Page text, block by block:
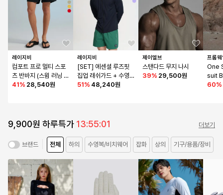
레이지비
컴포트 프로 멀티 스포
츠 반바지 (스윔 러닝 등
산 데일리) 쇼츠 M (9컬
41% 28,540원
레이지비
[SET] 에센셜 루즈핏
집업 래쉬가드 + 수영
복 반바지 쇼츠 세트 M
51% 48,240원
제이엘브
스탠다드 무지 나시
39% 29,500원
프롬
One
suit
60%
9,900원 하루특가 13:55:01 더보기
브랜드 전체 하의 수영복/비치웨어 잡화 상의 기구/용품/장비